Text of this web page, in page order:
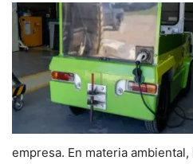
empresa. En materia